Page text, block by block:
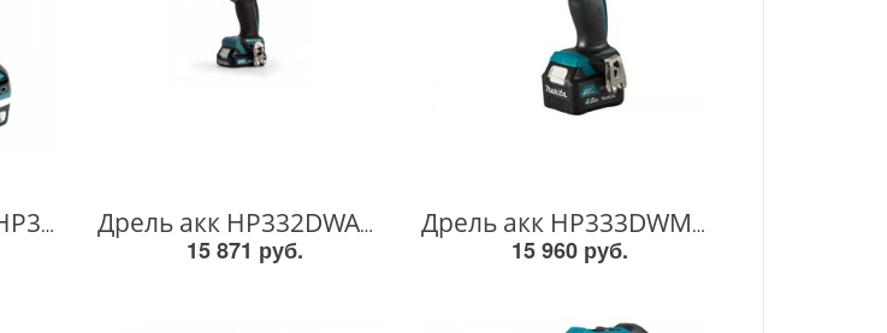
Акк. Шуруповерт HP347DWE HP347DWE Дрель акк HP332DWAE HP332DWAE
15 871 руб.
Дрель акк HP333DWME HP333DWME
15 960 руб.